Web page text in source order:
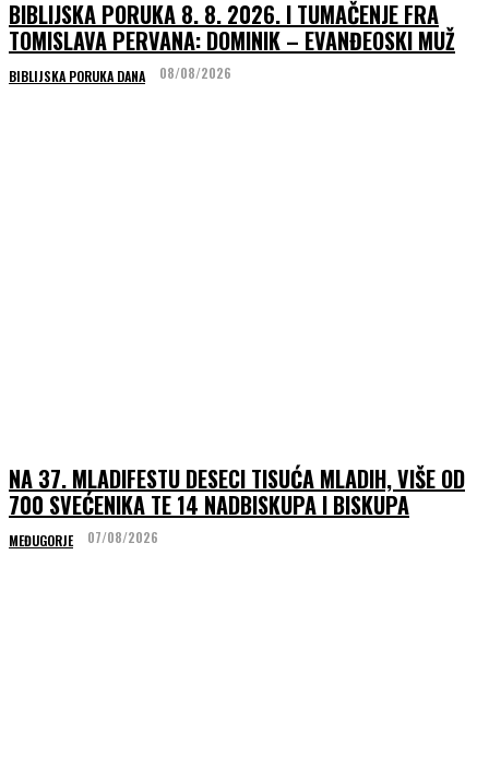
BIBLIJSKA PORUKA 8. 8. 2026. I TUMAČENJE FRA
TOMISLAVA PERVANA: DOMINIK – EVANĐEOSKI MUŽ
BIBLIJSKA PORUKA DANA 08/08/2026
NA 37. MLADIFESTU DESECI TISUĆA MLADIH, VIŠE OD
700 SVEĆENIKA TE 14 NADBISKUPA I BISKUPA
MEĐUGORJE 07/08/2026